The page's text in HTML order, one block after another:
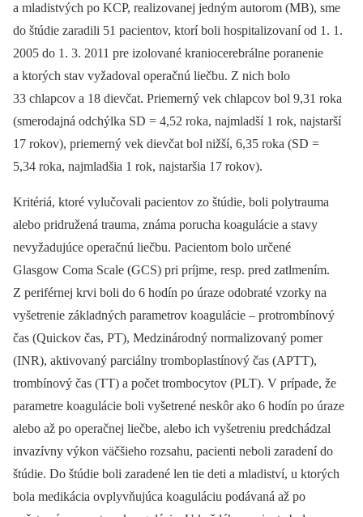
a mladistvých po KCP, realizovanej jedným autorom (MB), sme
do štúdie zaradili 51 pacientov, ktorí boli hospitalizovaní od 1. 1.
2005 do 1. 3. 2011 pre izolované kraniocerebrálne poranenie
a ktorých stav vyžadoval operačnú liečbu. Z nich bolo
33 chlapcov a 18 dievčat. Priemerný vek chlapcov bol 9,31 roka
(smerodajná odchýlka SD = 4,52 roka, najmladší 1 rok, najstarší
17 rokov), priemerný vek dievčat bol nižší, 6,35 roka (SD =
5,34 roka, najmladšia 1 rok, najstaršia 17 rokov).
Kritériá, ktoré vylučovali pacientov zo štúdie, boli polytrauma
alebo pridružená trauma, známa porucha koagulácie a stavy
nevyžadujúce operačnú liečbu. Pacientom bolo určené
Glasgow Coma Scale (GCS) pri príjme, resp. pred zatlmením.
Z periférnej krvi boli do 6 hodín po úraze odobraté vzorky na
vyšetrenie základných parametrov koagulácie –⁠ protrombínový
čas (Quickov čas, PT), Medzinárodný normalizovaný pomer
(INR), aktivovaný parciálny tromboplastínový čas (APTT),
trombínový čas (TT) a počet trombocytov (PLT). V prípade, že
parametre koagulácie boli vyšetrené neskôr ako 6 hodín po úraze
alebo až po operačnej liečbe, alebo ich vyšetreniu predchádzal
invazívny výkon väčšieho rozsahu, pacienti neboli zaradení do
štúdie. Do štúdie boli zaradené len tie deti a mladiství, u ktorých
bola medikácia ovplyvňujúca koaguláciu podávaná až po